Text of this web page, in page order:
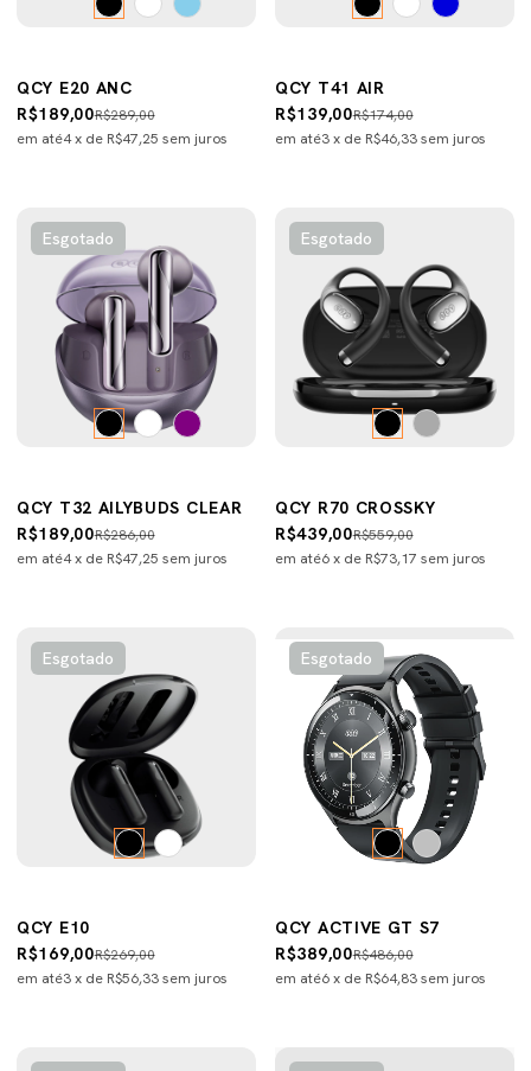
QCY E20 ANC
R$289,00
R$189,00
em até4x de R$47,25 sem juros
QCY T41 AIR
R$174,00
R$139,00
em até3x de R$46,33sem juros
Esgotado
QCY T32 AILYBUDS CLEAR
R$286,00
R$189,00
em até4x de R$47,25 sem juros
Esgotado
QCY R70 CROSSKY
R$559,00
R$439,00
em até6x de R$73,17 sem juros
Esgotado
QCY E10
R$269,00
R$169,00
em até3x de R$56,33sem juros
Esgotado
QCY ACTIVE GT S7
R$486,00
R$389,00
em até6x de R$64,83sem juros